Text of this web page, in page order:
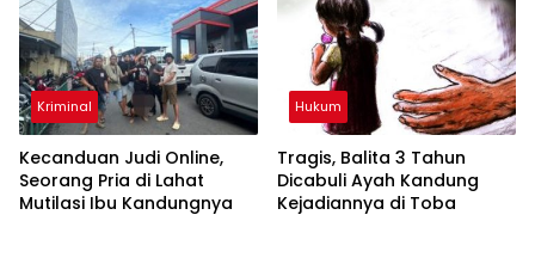
Kriminal
Kecanduan Judi Online,
Seorang Pria di Lahat
Mutilasi Ibu Kandungnya
Hukum
Tragis, Balita 3 Tahun
Dicabuli Ayah Kandung
Kejadiannya di Toba